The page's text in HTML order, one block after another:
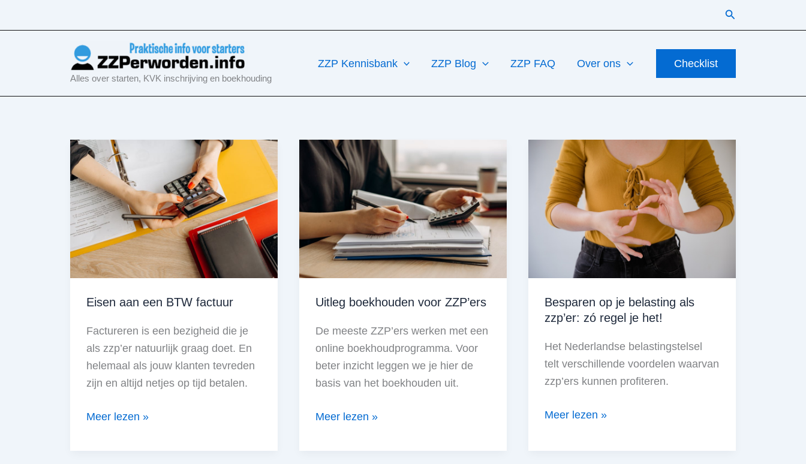
Zoeken
Alles over starten, KVK inschrijving en boekhouding
ZZP Kennisbank ZZP Blog ZZP FAQ Over ons Checklist
Eisen aan een BTW factuur
Factureren is een bezigheid die je
als zzp’er natuurlijk graag doet. En
helemaal als jouw klanten tevreden
zijn en altijd netjes op tijd betalen.
Eisen
Meer lezen »
Uitleg boekhouden voor ZZP’ers
De meeste ZZP’ers werken met een
online boekhoudprogramma. Voor
beter inzicht leggen we je hier de
basis van het boekhouden uit.
Uitleg
Meer lezen »
Besparen op je belasting als
zzp’er: zó regel je het!
Het Nederlandse belastingstelsel
telt verschillende voordelen waarvan
zzp’ers kunnen profiteren.
Besparen
Meer lezen »